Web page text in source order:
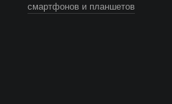
смартфонов и планшетов